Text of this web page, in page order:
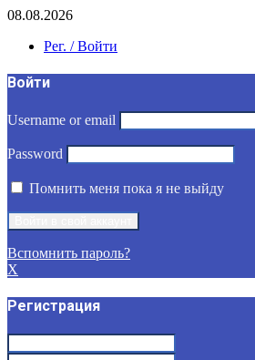
08.08.2026
Рег. / Войти
Войти
Username or email
Password
Помнить меня пока я не выйду
Вспомнить пароль?
X
Регистрация